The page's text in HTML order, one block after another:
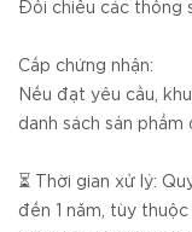
Đối chiếu các thông
Cấp chứng nhận:
Nếu đạt yêu cầu,
danh sách sản phẩm
⏳ Thời gian xử lý:
đến 1 năm, tùy